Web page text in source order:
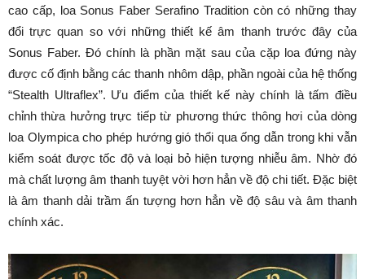
cao cấp, loa Sonus Faber Serafino Tradition còn có những thay
đổi trực quan so với những thiết kế âm thanh trước đây của
Sonus Faber. Đó chính là phần mặt sau của cặp loa đứng này
được cố định bằng các thanh nhôm dập, phần ngoài của hệ thống
“Stealth Ultraflex”. Ưu điểm của thiết kế này chính là tấm điều
chỉnh thừa hưởng trực tiếp từ phương thức thông hơi của dòng
loa Olympica cho phép hướng gió thổi qua ống dẫn trong khi vẫn
kiểm soát được tốc độ và loại bỏ hiện tượng nhiễu âm. Nhờ đó
mà chất lượng âm thanh tuyệt vời hơn hẳn về độ chi tiết. Đặc biệt
là âm thanh dải trầm ấn tượng hơn hẳn về độ sâu và âm thanh
chính xác.